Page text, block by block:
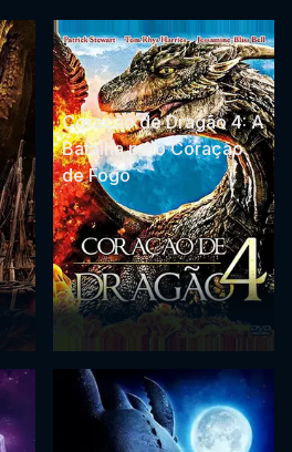
Coração de Dragão 4: A
Batalha pelo Coração
de Fogo